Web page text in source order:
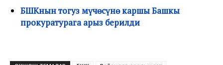
БШКнын тогуз мүчөсүнө каршы Башкы
прокуратурага арыз берилди